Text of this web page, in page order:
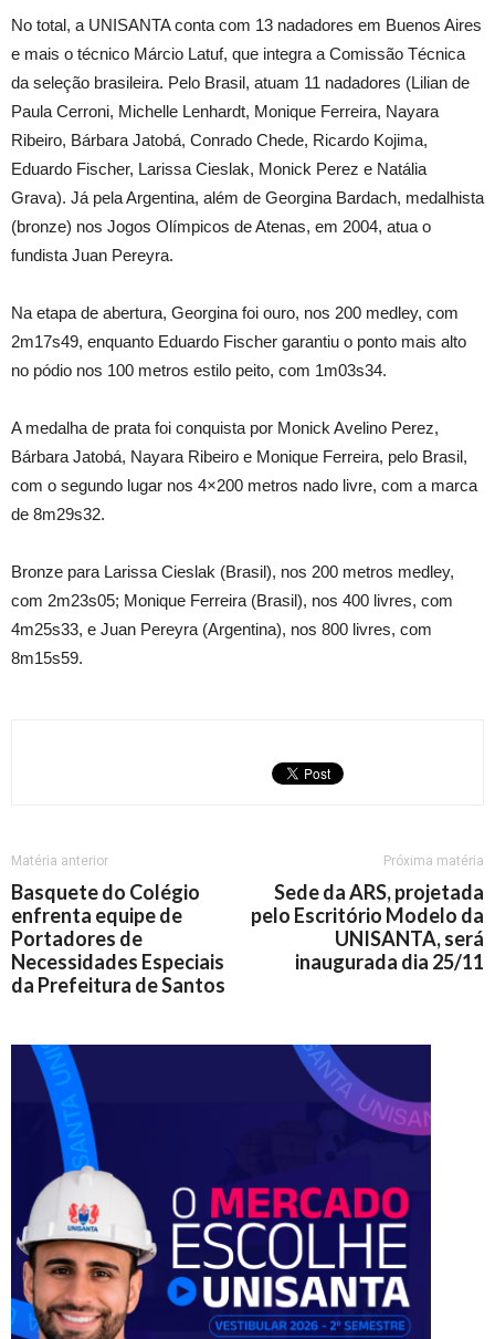
No total, a UNISANTA conta com 13 nadadores em Buenos Aires
e mais o técnico Márcio Latuf, que integra a Comissão Técnica
da seleção brasileira. Pelo Brasil, atuam 11 nadadores (Lilian de
Paula Cerroni, Michelle Lenhardt, Monique Ferreira, Nayara
Ribeiro, Bárbara Jatobá, Conrado Chede, Ricardo Kojima,
Eduardo Fischer, Larissa Cieslak, Monick Perez e Natália
Grava). Já pela Argentina, além de Georgina Bardach, medalhista
(bronze) nos Jogos Olímpicos de Atenas, em 2004, atua o
fundista Juan Pereyra.
Na etapa de abertura, Georgina foi ouro, nos 200 medley, com
2m17s49, enquanto Eduardo Fischer garantiu o ponto mais alto
no pódio nos 100 metros estilo peito, com 1m03s34.
A medalha de prata foi conquista por Monick Avelino Perez,
Bárbara Jatobá, Nayara Ribeiro e Monique Ferreira, pelo Brasil,
com o segundo lugar nos 4×200 metros nado livre, com a marca
de 8m29s32.
Bronze para Larissa Cieslak (Brasil), nos 200 metros medley,
com 2m23s05; Monique Ferreira (Brasil), nos 400 livres, com
4m25s33, e Juan Pereyra (Argentina), nos 800 livres, com
8m15s59.
Matéria anterior
Basquete do Colégio
enfrenta equipe de
Portadores de
Necessidades Especiais
da Prefeitura de Santos
Próxima matéria
Sede da ARS, projetada
pelo Escritório Modelo da
UNISANTA, será
inaugurada dia 25/11